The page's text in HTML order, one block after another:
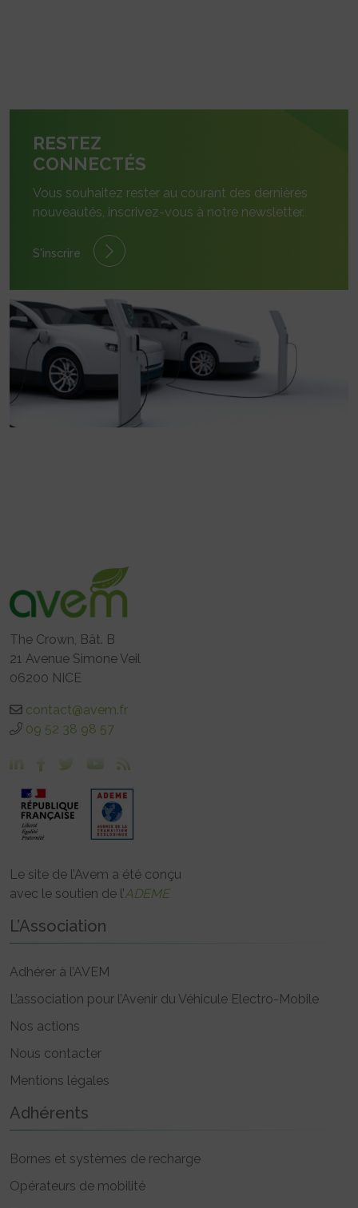
RESTEZ
CONNECTÉS
Vous souhaitez rester au courant des dernières
nouveautés, inscrivez-vous à notre newsletter.
S'inscrire
The Crown, Bât. B
21 Avenue Simone Veil
06200 NICE
contact@avem.fr
09 52 38 98 57
Le site de l’Avem a été conçu
avec le soutien de l’ADEME
L’Association
Adhérer à l’AVEM
L’association pour l’Avenir du Véhicule Electro-Mobile
Nos actions
Nous contacter
Mentions légales
Adhérents
Bornes et systèmes de recharge
Opérateurs de mobilité